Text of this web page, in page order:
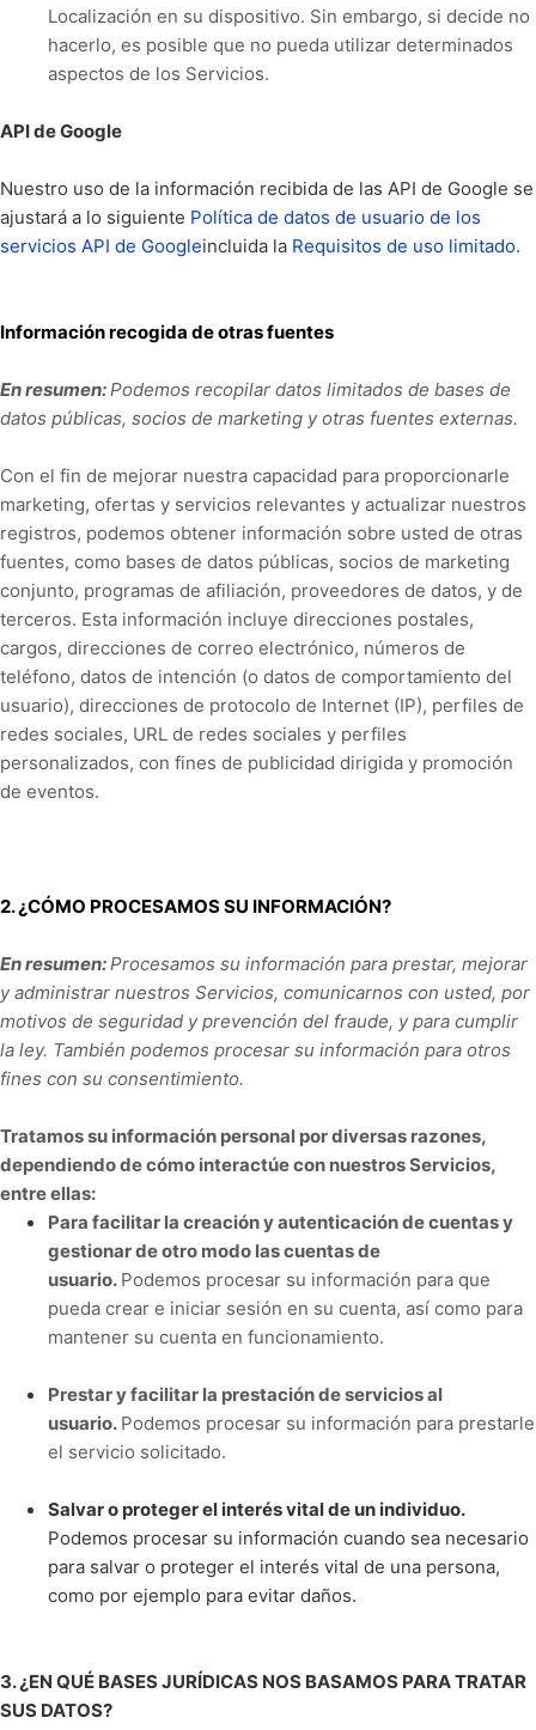
Localización en su dispositivo. Sin embargo, si decide no
hacerlo, es posible que no pueda utilizar determinados
aspectos de los Servicios.
API de Google
Nuestro uso de la información recibida de las API de Google se
ajustará a lo siguiente Política de datos de usuario de los
servicios API de Googleincluida la Requisitos de uso limitado.
Información recogida de otras fuentes
En resumen:Podemos recopilar datos limitados de bases de
datos públicas, socios de marketing y otras fuentes externas.
Con el fin de mejorar nuestra capacidad para proporcionarle
marketing, ofertas y servicios relevantes y actualizar nuestros
registros, podemos obtener información sobre usted de otras
fuentes, como bases de datos públicas, socios de marketing
conjunto, programas de afiliación, proveedores de datos, y de
terceros. Esta información incluye direcciones postales,
cargos, direcciones de correo electrónico, números de
teléfono, datos de intención (o datos de comportamiento del
usuario), direcciones de protocolo de Internet (IP), perfiles de
redes sociales, URL de redes sociales y perfiles
personalizados, con fines de publicidad dirigida y promoción
de eventos.
2. ¿CÓMO PROCESAMOS SU INFORMACIÓN?
En resumen:Procesamos su información para prestar, mejorar
y administrar nuestros Servicios, comunicarnos con usted, por
motivos de seguridad y prevención del fraude, y para cumplir
la ley. También podemos procesar su información para otros
fines con su consentimiento.
Tratamos su información personal por diversas razones,
dependiendo de cómo interactúe con nuestros Servicios,
entre ellas:
Para facilitar la creación y autenticación de cuentas y
gestionar de otro modo las cuentas de
usuario. Podemos procesar su información para que
pueda crear e iniciar sesión en su cuenta, así como para
mantener su cuenta en funcionamiento.
Prestar y facilitar la prestación de servicios al
usuario. Podemos procesar su información para prestarle
el servicio solicitado.
Salvar o proteger el interés vital de un individuo.
Podemos procesar su información cuando sea necesario
para salvar o proteger el interés vital de una persona,
como por ejemplo para evitar daños.
3. ¿EN QUÉ BASES JURÍDICAS NOS BASAMOS PARA TRATAR
SUS DATOS?